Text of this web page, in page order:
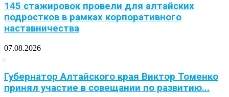
145 стажировок провели для алтайских
подростков в рамках корпоративного
наставничества
07.08.2026
Губернатор Алтайского края Виктор Томенко
принял участие в совещании по развитию...